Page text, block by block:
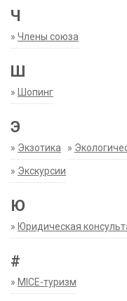
Ч
» Члены союза
Ш
» Шопинг
Э
» Экзотика »
» Экскурсии
Ю
» Юридическая
#
» MICE-туризм